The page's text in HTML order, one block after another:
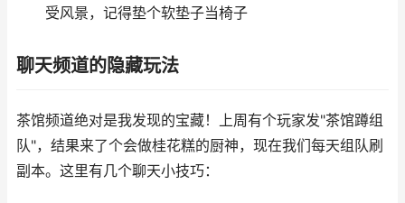
受风景，记得垫个软垫子当椅子
聊天频道的隐藏玩法
茶馆频道绝对是我发现的宝藏！上周有个玩家发"茶馆蹲组
队"，结果来了个会做桂花糕的厨神，现在我们每天组队刷
副本。这里有几个聊天小技巧：